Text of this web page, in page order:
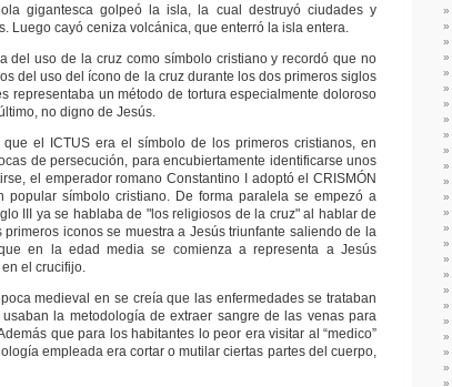
gigantesca golpeó la isla, la cual destruyó ciudades y
Luego cayó ceniza volcánica, que enterró la isla entera.
del uso de la cruz como símbolo cristiano y recordó que no
del uso del ícono de la cruz durante los dos primeros siglos
representaba un método de tortura especialmente doloroso
no digno de Jesús.
el ICTUS era el símbolo de los primeros cristianos, en
de persecución, para encubiertamente identificarse unos
el emperador romano Constantino I adoptó el CRISMÓN
popular símbolo cristiano. De forma paralela se empezó a
III ya se hablaba de "los religiosos de la cruz" al hablar de
primeros iconos se muestra a Jesús triunfante saliendo de la
en la edad media se comienza a representa a Jesús
el crucifijo.
medieval en se creía que las enfermedades se trataban
la metodología de extraer sangre de las venas para
que para los habitantes lo peor era visitar al “medico”
empleada era cortar o mutilar ciertas partes del cuerpo,